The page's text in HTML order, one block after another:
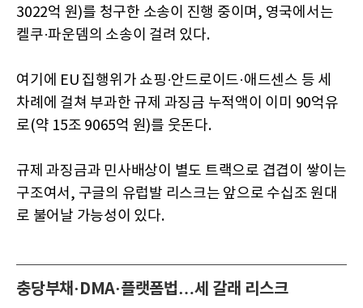
3022억 원)를 청구한 소송이 진행 중이며, 영국에서는
켈쿠·파운뎀의 소송이 걸려 있다.
여기에 EU 집행위가 쇼핑·안드로이드·애드센스 등 세
차례에 걸쳐 부과한 규제 과징금 누적액이 이미 90억유
로(약 15조 9065억 원)를 웃돈다.
규제 과징금과 민사배상이 별도 트랙으로 겹겹이 쌓이는
구조여서, 구글의 유럽발 리스크는 앞으로 수십조 원대
로 불어날 가능성이 있다.
충당부채·DMA·플랫폼법…세 갈래 리스크